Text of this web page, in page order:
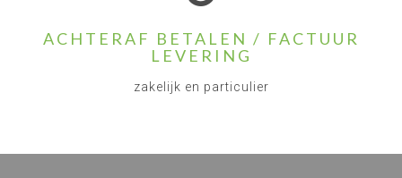
ACHTERAF BETALEN / FACTUUR
LEVERING
zakelijk en particulier